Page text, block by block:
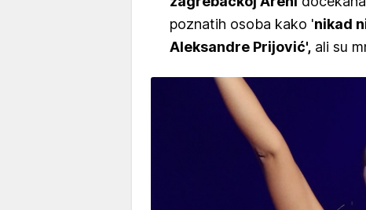
poznatih osoba kako 'nikad
Aleksandre Prijović', ali su